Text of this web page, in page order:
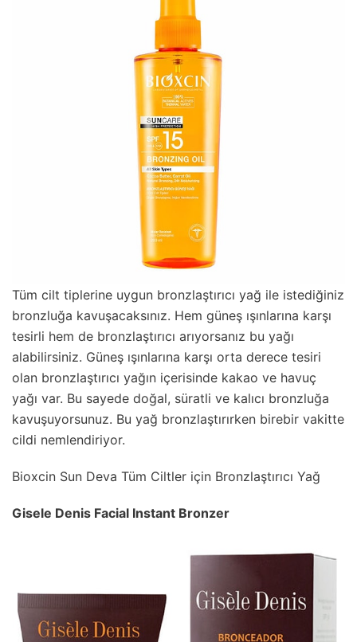
Tüm cilt tiplerine uygun bronzlaştırıcı yağ ile istediğiniz
bronzluğa kavuşacaksınız. Hem güneş ışınlarına karşı
tesirli hem de bronzlaştırıcı arıyorsanız bu yağı
alabilirsiniz. Güneş ışınlarına karşı orta derece tesiri
olan bronzlaştırıcı yağın içerisinde kakao ve havuç
yağı var. Bu sayede doğal, süratli ve kalıcı bronzluğa
kavuşuyorsunuz. Bu yağ bronzlaştırırken birebir vakitte
cildi nemlendiriyor.
Bioxcin Sun Deva Tüm Ciltler için Bronzlaştırıcı Yağ
Gisele Denis Facial Instant Bronzer